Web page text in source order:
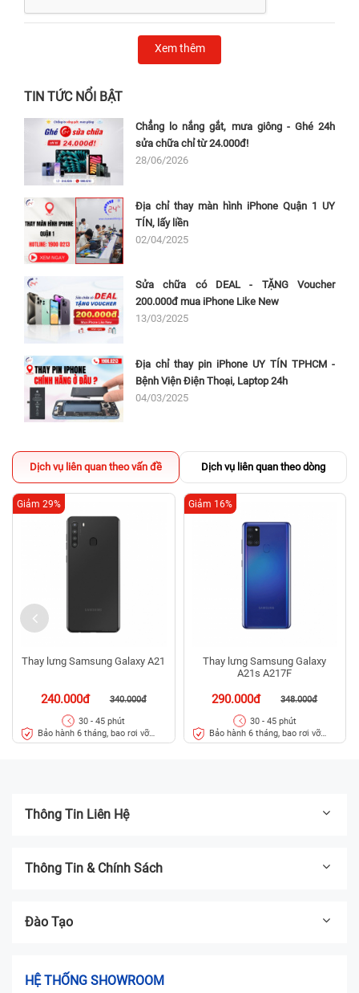
Xem thêm
TIN TỨC NỔI BẬT
Chẳng lo nắng gắt, mưa giông - Ghé 24h
sửa chữa chỉ từ 24.000đ!
28/06/2026
Địa chỉ thay màn hình iPhone Quận 1 UY
TÍN, lấy liền
02/04/2025
Sửa chữa có DEAL - TẶNG Voucher
200.000đ mua iPhone Like New
13/03/2025
Địa chỉ thay pin iPhone UY TÍN TPHCM -
Bệnh Viện Điện Thoại, Laptop 24h
04/03/2025
Dịch vụ liên quan theo vấn đề Dịch vụ liên quan theo dòng
Thay lưng Samsung Galaxy A21
240.000đ 340.000đ
Giảm 29%
30 - 45 phút
Bảo hành 6 tháng, bao rơi vỡ
kính lưng
Thay lưng Samsung Galaxy
A21s A217F
290.000đ 348.000đ
Giảm 16%
30 - 45 phút
Bảo hành 6 tháng, bao rơi vỡ
kính lưng
Thông Tin Liên Hệ
Thông Tin & Chính Sách
Đào Tạo
HỆ THỐNG SHOWROOM